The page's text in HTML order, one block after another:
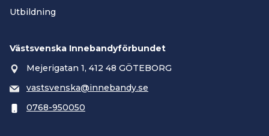
Utbildning
Västsvenska Innebandyförbundet
Mejerigatan 1, 412 48 GÖTEBORG
vastsvenska@innebandy.se
0768-950050